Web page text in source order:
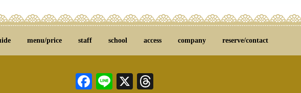
menu/price staff school access company reserve/contact
Facebook
Line
X